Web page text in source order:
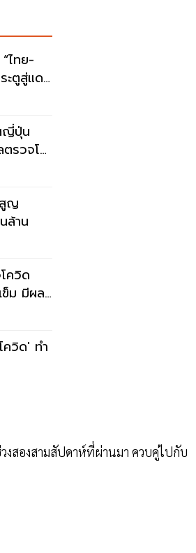
ไทย-
ะตูสู่แดน
ญี่ปุ่น
รวจโค
ญ
ล้าน
ควิด
ม มีผล
วิด' ทำ
งสองสามสัปดาห์ที่ผ่านมา ควบคู่ไปกับ